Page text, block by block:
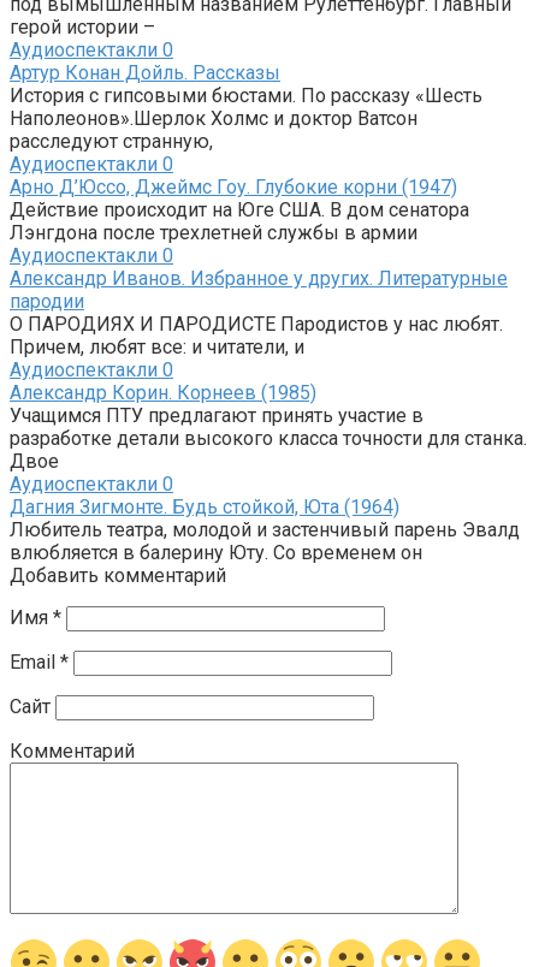
герой истории –
Аудиоспектакли 0
Артур Конан Дойль. Рассказы
История с гипсовыми бюстами. По рассказу «Шесть
Наполеонов».Шерлок Холмс и доктор Ватсон
расследуют странную,
Аудиоспектакли 0
Арно Д’Юссо, Джеймс Гоу. Глубокие корни (1947)
Действие происходит на Юге США. В дом сенатора
Лэнгдона после трехлетней службы в армии
Аудиоспектакли 0
Александр Иванов. Избранное у других. Литературные
пародии
О ПАРОДИЯХ И ПАРОДИСТЕ Пародистов у нас любят.
Причем, любят все: и читатели, и
Аудиоспектакли 0
Александр Корин. Корнеев (1985)
Учащимся ПТУ предлагают принять участие в
разработке детали высокого класса точности для станка.
Двое
Аудиоспектакли 0
Дагния Зигмонте. Будь стойкой, Юта (1964)
Любитель театра, молодой и застенчивый парень Эвалд
влюбляется в балерину Юту. Со временем он
Добавить комментарий
Имя *
Email *
Сайт
Комментарий